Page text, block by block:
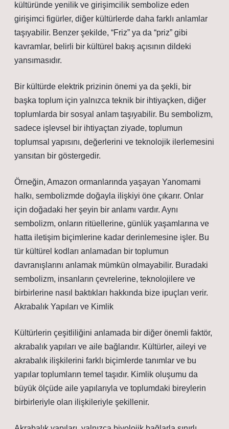
kültüründe yenilik ve girişimcilik sembolize eden
girişimci figürler, diğer kültürlerde daha farklı anlamlar
taşıyabilir. Benzer şekilde, “Friz” ya da “priz” gibi
kavramlar, belirli bir kültürel bakış açısının dildeki
yansımasıdır.
Bir kültürde elektrik prizinin önemi ya da şekli, bir
başka toplum için yalnızca teknik bir ihtiyaçken, diğer
toplumlarda bir sosyal anlam taşıyabilir. Bu sembolizm,
sadece işlevsel bir ihtiyaçtan ziyade, toplumun
toplumsal yapısını, değerlerini ve teknolojik ilerlemesini
yansıtan bir göstergedir.
Örneğin, Amazon ormanlarında yaşayan Yanomami
halkı, sembolizmde doğayla ilişkiyi öne çıkarır. Onlar
için doğadaki her şeyin bir anlamı vardır. Aynı
sembolizm, onların ritüellerine, günlük yaşamlarına ve
hatta iletişim biçimlerine kadar derinlemesine işler. Bu
tür kültürel kodları anlamadan bir toplumun
davranışlarını anlamak mümkün olmayabilir. Buradaki
sembolizm, insanların çevrelerine, teknolojilere ve
birbirlerine nasıl baktıkları hakkında bize ipuçları verir.
Akrabalık Yapıları ve Kimlik
Kültürlerin çeşitliliğini anlamada bir diğer önemli faktör,
akrabalık yapıları ve aile bağlarıdır. Kültürler, aileyi ve
akrabalık ilişkilerini farklı biçimlerde tanımlar ve bu
yapılar toplumların temel taşıdır. Kimlik oluşumu da
büyük ölçüde aile yapılarıyla ve toplumdaki bireylerin
birbirleriyle olan ilişkileriyle şekillenir.